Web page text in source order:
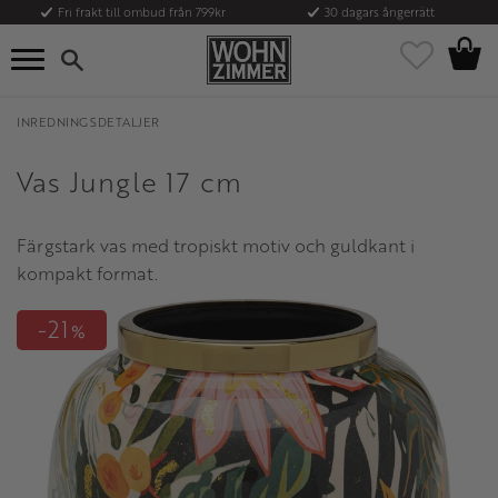
Meny
Fri frakt till ombud från 799kr 30 dagars ångerrätt
Favoriter
INREDNINGSDETALJER
Vas Jungle 17 cm
Färgstark vas med tropiskt motiv och guldkant i
kompakt format.
21 %